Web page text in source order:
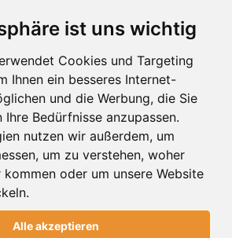
ist uns wichtig
Cookies und Targeting
Ihnen ein besseres Internet-
und die Werbung, die Sie
Ihre Bedürfnisse anzupassen.
nutzen wir außerdem, um
um zu verstehen, woher
kommen oder um unsere Website
Alle akzeptieren
Download
Schranken
Referenzen
Bestellen
Betorama Techn.
öffnend Betorama